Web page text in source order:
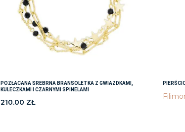
POZŁACANA SREBRNA BRANSOLETKA Z GWIAZDKAMI,
KULECZKAMI I CZARNYMI SPINELAMI
210.00 ZŁ